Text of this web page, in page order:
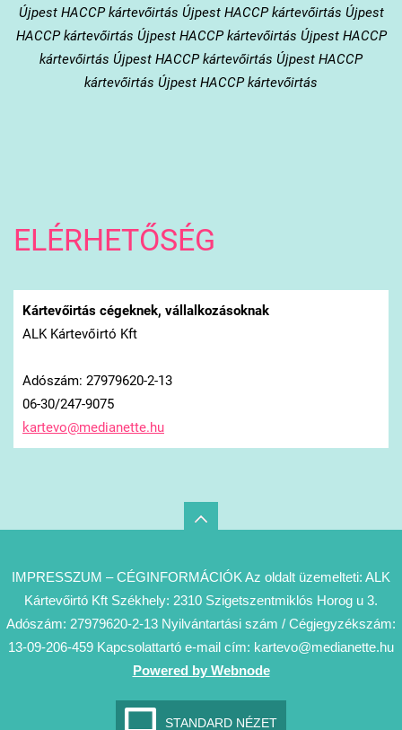
ÚjpestHACCP kártevőirtás Újpest HACCP kártevőirtás Újpest
HACCP kártevőirtás Újpest HACCP kártevőirtás Újpest HACCP
kártevőirtás Újpest HACCP kártevőirtás Újpest HACCP
kártevőirtás Újpest HACCP kártevőirtás
ELÉRHETŐSÉG
Kártevőirtás cégeknek, vállalkozásoknak
ALK Kártevőirtó Kft
Adószám: 27979620-2-13
06-30/247-9075
kartevo@medianette.hu
IMPRESSZUM – CÉGINFORMÁCIÓK Az oldalt üzemelteti: ALK
Kártevőirtó Kft Székhely: 2310 Szigetszentmiklós Horog u 3.
Adószám: 27979620-2-13 Nyilvántartási szám / Cégjegyzékszám:
13-09-206-459 Kapcsolattartó e-mail cím: kartevo@medianette.hu
Powered by Webnode
STANDARD NÉZET